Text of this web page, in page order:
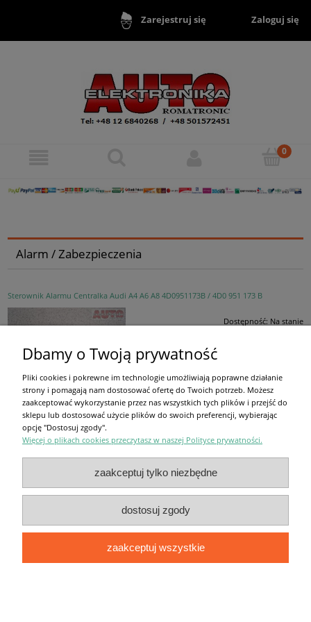
Zarejestruj się Zaloguj się
Alarm / Zabezpieczenia
Sterownik Alarmu Centralka Audi A4 A6 A8 4D0951173B / 4D0 951 173 B
Dostępność: Na stanie
zawiera 23.00% VAT, bez kosztów dostawy
do koszyka
Regulamin
Pomoc
Informacje
Dbamy o Twoją prywatność
Pliki cookies i pokrewne im technologie umożliwiają poprawne działanie
strony i pomagają nam dostosować ofertę do Twoich potrzeb. Możesz
zaakceptować wykorzystanie przez nas wszystkich tych plików i przejść do
sklepu lub dostosować użycie plików do swoich preferencji, wybierając
opcję "Dostosuj zgody".
Więcej o plikach cookies przeczytasz w naszej Polityce prywatności.
zaakceptuj tylko niezbędne
dostosuj zgody
zaakceptuj wszystkie